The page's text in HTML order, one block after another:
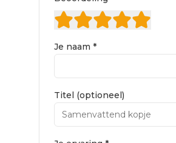
Je naam *
Titel (optioneel)